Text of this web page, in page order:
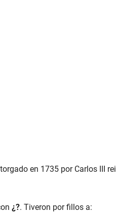
en 1735 por Carlos III
¿?. Tiveron por fillos a: